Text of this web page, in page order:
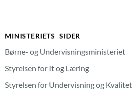
MINISTERIETS SIDER
Børne- og Undervisningsministeriet
Styrelsen for It og Læring
Styrelsen for Undervisning og Kvalitet